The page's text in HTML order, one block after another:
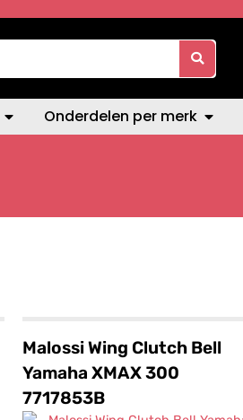
Onderdelen per merk
Malossi Wing Clutch Bell
Yamaha XMAX 300
7717853B